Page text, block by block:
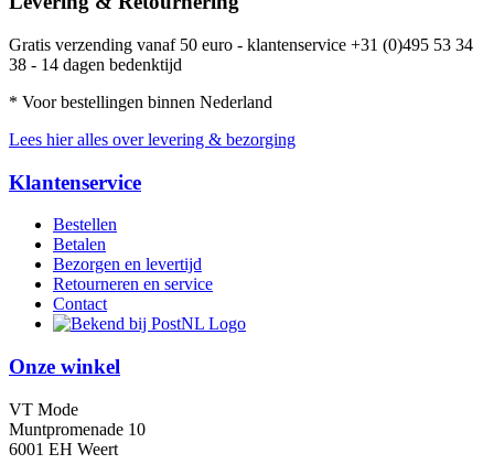
Gratis verzending vanaf 50 euro - klantenservice +31 (0)495 53 34
38 - 14 dagen bedenktijd
* Voor bestellingen binnen Nederland
Lees hier alles over levering & bezorging
Klantenservice
Bestellen
Betalen
Bezorgen en levertijd
Retourneren en service
Contact
Onze winkel
VT Mode
Muntpromenade 10
6001 EH Weert